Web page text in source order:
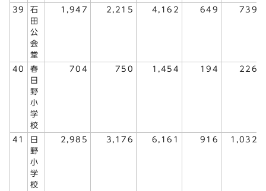
39
石
田
公
会
堂
1,947 2,215 4,162 649 739
40
春
日
野
小
学
校
704 750 1,454 194 226
41
日
野
小
学
校
2,985 3,176 6,161 916 1,032